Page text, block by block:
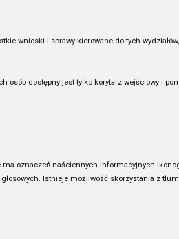
wnioski i sprawy kierowane do tych
dostępny jest tylko korytarz wejściowy i
oznaczeń naściennych informacyjnych
Istnieje możliwość skorzystania z